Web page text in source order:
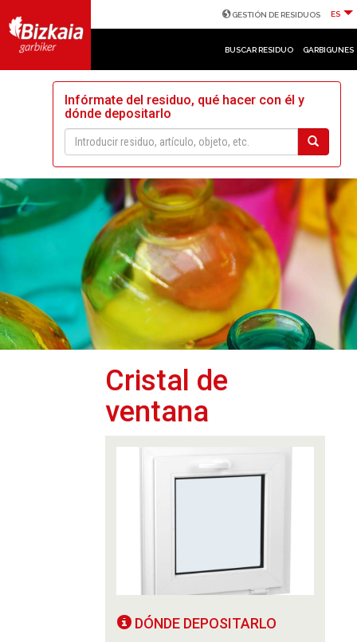
GESTIÓN DE RESIDUOS ES
BUSCAR RESIDUO GARBIGUNES
Infórmate del residuo, qué hacer con él y
dónde depositarlo
Cristal de
ventana
DÓNDE DEPOSITARLO